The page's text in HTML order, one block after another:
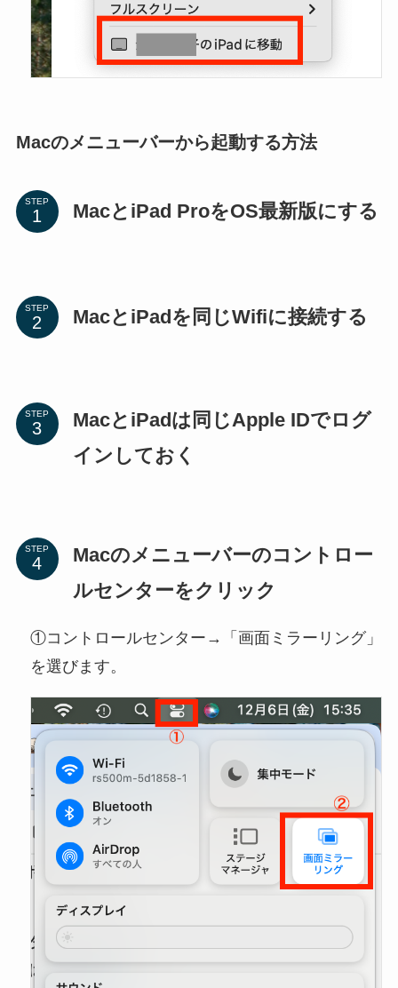
Macのメニューバーから起動する方法
STEP MacとiPad ProをOS最新版にする
STEP MacとiPadを同じWifiに接続する
STEP
MacとiPadは同じApple IDでログ
インしておく
STEP
Macのメニューバーのコントロー
ルセンターをクリック
①コントロールセンター→「画面ミラーリング」
を選びます。